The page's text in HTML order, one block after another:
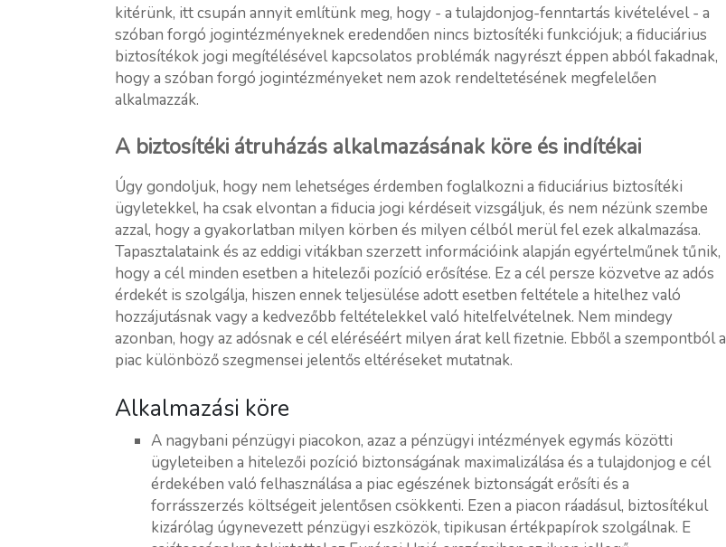
kitérünk, itt csupán annyit említünk meg, hogy - a tulajdonjog-fenntartás kivételével - a
szóban forgó jogintézményeknek eredendően nincs biztosítéki funkciójuk; a fiduciárius
biztosítékok jogi megítélésével kapcsolatos problémák nagyrészt éppen abból fakadnak,
hogy a szóban forgó jogintézményeket nem azok rendeltetésének megfelelően
alkalmazzák.
A biztosítéki átruházás alkalmazásának köre és indítékai
Úgy gondoljuk, hogy nem lehetséges érdemben foglalkozni a fiduciárius biztosítéki
ügyletekkel, ha csak elvontan a fiducia jogi kérdéseit vizsgáljuk, és nem nézünk szembe
azzal, hogy a gyakorlatban milyen körben és milyen célból merül fel ezek alkalmazása.
Tapasztalataink és az eddigi vitákban szerzett információink alapján egyértelműnek tűnik,
hogy a cél minden esetben a hitelezői pozíció erősítése. Ez a cél persze közvetve az adós
érdekét is szolgálja, hiszen ennek teljesülése adott esetben feltétele a hitelhez való
hozzájutásnak vagy a kedvezőbb feltételekkel való hitelfelvételnek. Nem mindegy
azonban, hogy az adósnak e cél eléréséért milyen árat kell fizetnie. Ebből a szempontból a
piac különböző szegmensei jelentős eltéréseket mutatnak.
Alkalmazási köre
A nagybani pénzügyi piacokon, azaz a pénzügyi intézmények egymás közötti
ügyleteiben a hitelezői pozíció biztonságának maximalizálása és a tulajdonjog e cél
érdekében való felhasználása a piac egészének biztonságát erősíti és a
forrásszerzés költségeit jelentősen csökkenti. Ezen a piacon ráadásul, biztosítékul
kizárólag úgynevezett pénzügyi eszközök, tipikusan értékpapírok szolgálnak. E